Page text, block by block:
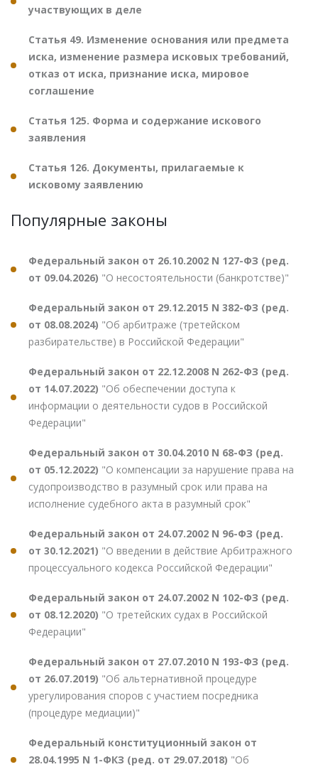
участвующих в деле
Статья 49. Изменение основания или предмета
иска, изменение размера исковых требований,
отказ от иска, признание иска, мировое
соглашение
Статья 125. Форма и содержание искового
заявления
Статья 126. Документы, прилагаемые к
исковому заявлению
Популярные законы
Федеральный закон от 26.10.2002 N 127-ФЗ (ред.
от 09.04.2026) "О несостоятельности (банкротстве)"
Федеральный закон от 29.12.2015 N 382-ФЗ (ред.
от 08.08.2024) "Об арбитраже (третейском
разбирательстве) в Российской Федерации"
Федеральный закон от 22.12.2008 N 262-ФЗ (ред.
от 14.07.2022) "Об обеспечении доступа к
информации о деятельности судов в Российской
Федерации"
Федеральный закон от 30.04.2010 N 68-ФЗ (ред.
от 05.12.2022) "О компенсации за нарушение права на
судопроизводство в разумный срок или права на
исполнение судебного акта в разумный срок"
Федеральный закон от 24.07.2002 N 96-ФЗ (ред.
от 30.12.2021) "О введении в действие Арбитражного
процессуального кодекса Российской Федерации"
Федеральный закон от 24.07.2002 N 102-ФЗ (ред.
от 08.12.2020) "О третейских судах в Российской
Федерации"
Федеральный закон от 27.07.2010 N 193-ФЗ (ред.
от 26.07.2019) "Об альтернативной процедуре
урегулирования споров с участием посредника
(процедуре медиации)"
Федеральный конституционный закон от
28.04.1995 N 1-ФКЗ (ред. от 29.07.2018) "Об